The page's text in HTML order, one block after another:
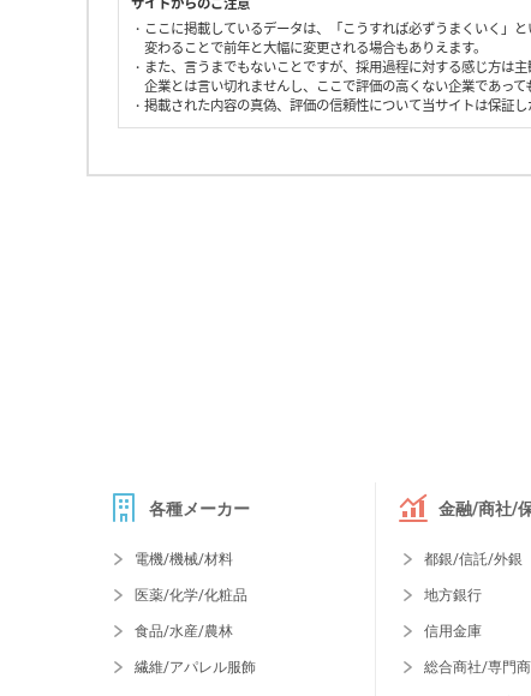
・ここに掲載しているデータは、「こうすれば必ずうまくいく」
変わることで前年と大幅に変更される場合もありえます。
・また、言うまでもないことですが、採用過程に対する感じ方は
企業とは言い切れませんし、ここで評価の高くない企業であって
・掲載された内容の真偽、評価の信頼性について当サイトは保証
各種メーカー
電機/機械/材料
医薬/化学/化粧品
食品/水産/農林
繊維/アパレル服飾
金融/商社/
都銀/信託/外銀
地方銀行
信用金庫
総合商社/専門